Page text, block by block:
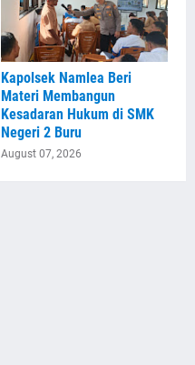
Kapolsek Namlea Beri
Materi Membangun
Kesadaran Hukum di SMK
Negeri 2 Buru
August 07, 2026